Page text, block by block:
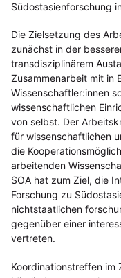
Südostasienforschung
Die Zielsetzung des
zunächst in der
transdisziplinärem
Zusammenarbeit mit in
Wissenschaftler:innen
wissenschaftlichen
von selbst. Der
für wissenschaftlichen
die
arbeitenden
SOA hat zum Ziel, die
Forschung zu
nichtstaatlichen
gegenüber einer
vertreten.
Koordinationstreffen im